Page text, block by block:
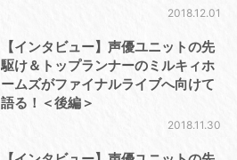
2018.12.01
【インタビュー】声優ユニットの先
駆け＆トップランナーのミルキィホ
ームズがファイナルライブへ向けて
語る！＜後編＞
2018.11.30